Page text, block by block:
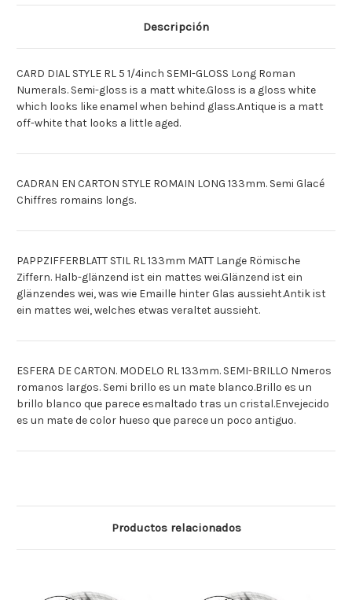
GLACE
RL
MATT,
RL
[Espagnol]ESF.
CARTN
EST.
RL
133MM
GLACE
RL
RL
[Espagnol]ESF.
CARTN
EST.
Descripción
CARD DIAL STYLE RL 5 1/4inch SEMI-GLOSS Long Roman
Numerals. Semi-gloss is a matt white.Gloss is a gloss white
which looks like enamel when behind glass.Antique is a matt
off-white that looks a little aged.
CADRAN EN CARTON STYLE ROMAIN LONG 133mm. Semi Glacé
Chiffres romains longs.
PAPPZIFFERBLATT STIL RL 133mm MATT Lange Römische
Ziffern. Halb-glänzend ist ein mattes wei.Glänzend ist ein
glänzendes wei, was wie Emaille hinter Glas aussieht.Antik ist
ein mattes wei, welches etwas veraltet aussieht.
ESFERA DE CARTON. MODELO RL 133mm. SEMI-BRILLO Nmeros
romanos largos. Semi brillo es un mate blanco.Brillo es un
brillo blanco que parece esmaltado tras un cristal.Envejecido
es un mate de color hueso que parece un poco antiguo.
Productos relacionados